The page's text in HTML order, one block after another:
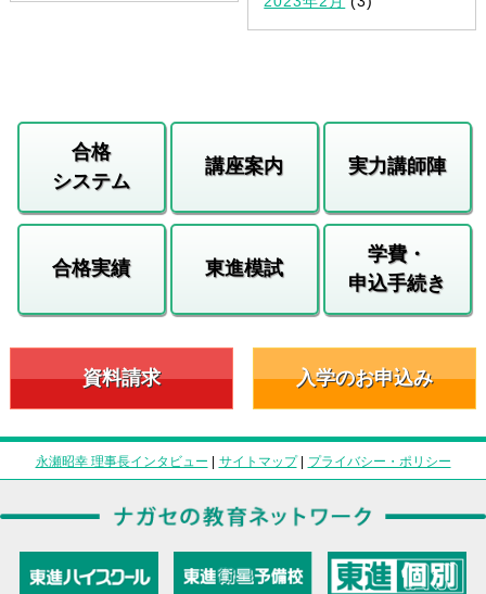
合格
システム
講座案内 実力講師陣
合格実績 東進模試
学費・
申込手続き
資料請求 入学のお申込み
永瀬昭幸 理事長インタビュー | サイトマップ| プライバシー・ポリシー